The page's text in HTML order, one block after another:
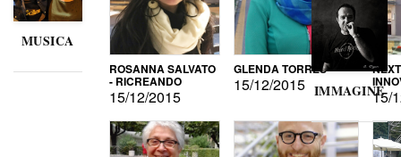
MUSICA
ROSANNA SALVATO
- RICREANDO
15/12/2015
GLENDA TORRES
15/12/2015
15/
IMMAGINE